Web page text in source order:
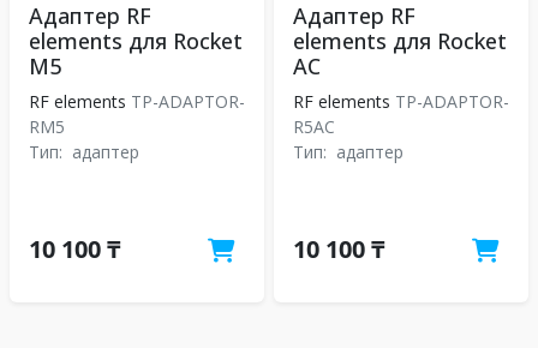
Адаптер RF
elements для Rocket
M5
RF elements TP-ADAPTOR-
RM5
Тип: адаптер
10 100 ₸
Адаптер RF
elements для Rocket
AC
RF elements TP-ADAPTOR-
R5AC
Тип: адаптер
10 100 ₸